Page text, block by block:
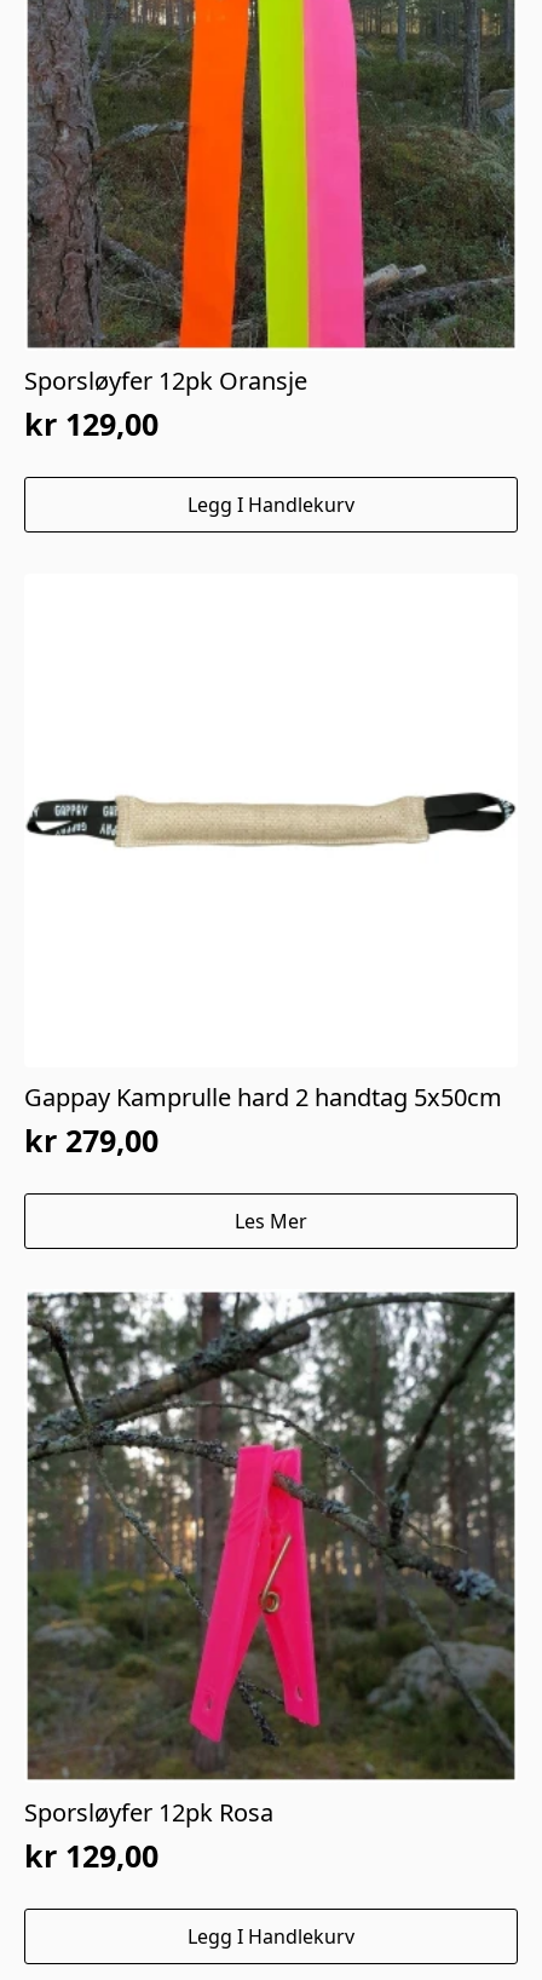
Sporsløyfer 12pk Oransje
kr 129,00
Legg I Handlekurv
Gappay Kamprulle hard 2 handtag 5x50cm
kr 279,00
Les Mer
Sporsløyfer 12pk Rosa
kr 129,00
Legg I Handlekurv